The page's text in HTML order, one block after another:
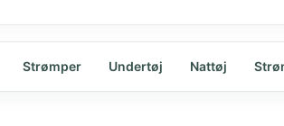
Strømper Undertøj Nattøj